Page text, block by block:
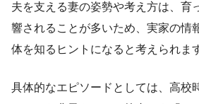
夫を支える妻の姿勢や考え方は、育
響されることが多いため、実家の情
体を知るヒントになると考えられま
具体的なエピソードとしては、高校